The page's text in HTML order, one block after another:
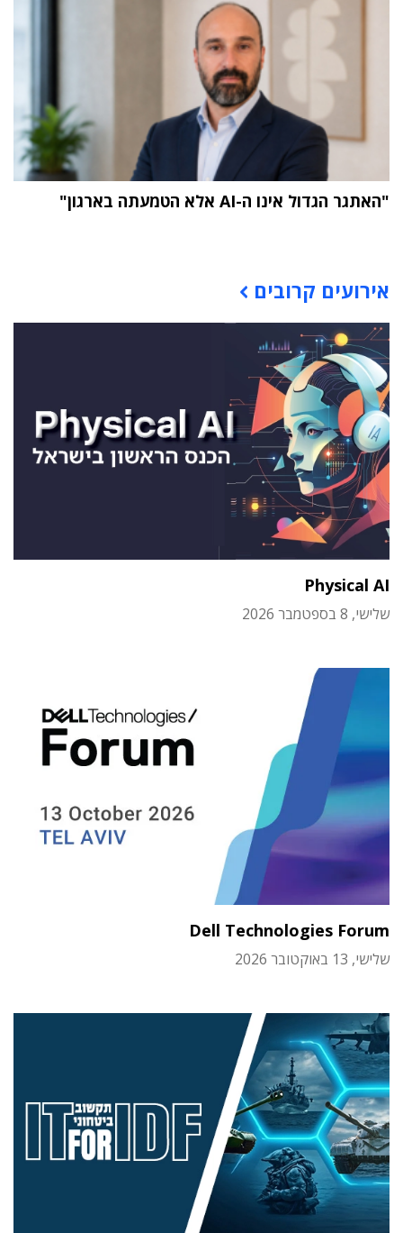
"האתגר הגדול אינו ה-AI אלא הטמעתה בארגון"
אירועים קרובים
Physical AI
שלישי, 8 בספטמבר 2026
Dell Technologies Forum
שלישי, 13 באוקטובר 2026